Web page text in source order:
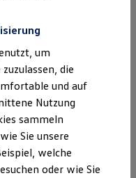
Nutzfahrzeuge
um
die
und auf
Nutzung
sammeln
Sie unsere
welche
oder wie Sie